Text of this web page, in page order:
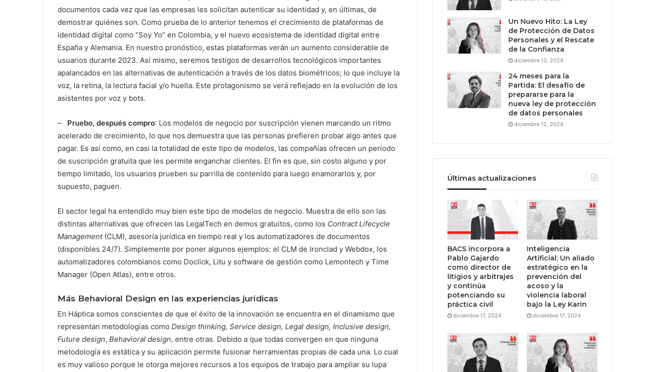
documentos cada vez que las empresas les solicitan autenticar su identidad y, en últimas, de
demostrar quiénes son. Como prueba de lo anterior tenemos el crecimiento de plataformas de
identidad digital como “Soy Yo” en Colombia, y el nuevo ecosistema de identidad digital entre
España y Alemania. En nuestro pronóstico, estas plataformas verán un aumento considerable de
usuarios durante 2023. Así mismo, seremos testigos de desarrollos tecnológicos importantes
apalancados en las alternativas de autenticación a través de los datos biométricos; lo que incluye la
voz, la retina, la lectura facial y/o huella. Este protagonismo se verá reflejado en la evolución de los
asistentes por voz y bots.
– Pruebo, después compro: Los modelos de negocio por suscripción vienen marcando un ritmo
acelerado de crecimiento, lo que nos demuestra que las personas prefieren probar algo antes que
pagar. Es así como, en casi la totalidad de este tipo de modelos, las compañías ofrecen un período
de suscripción gratuita que les permite enganchar clientes. El fin es que, sin costo alguno y por
tiempo limitado, los usuarios prueben su parrilla de contenido para luego enamorarlos y, por
supuesto, paguen.
El sector legal ha entendido muy bien este tipo de modelos de negocio. Muestra de ello son las
distintas alternativas que ofrecen las LegalTech en demos gratuitos, como los Contract Lifecycle
Management(CLM), asesoría jurídica en tiempo real y los automatizadores de documentos
(disponibles 24/7). Simplemente por poner algunos ejemplos: el CLM de Ironclad y Webdox, los
automatizadores colombianos como Doclick, Litu y software de gestión como Lemontech y Time
Manager (Open Atlas), entre otros.
Más Behavioral Design en las experiencias jurídicas
En Háptica somos conscientes de que el éxito de la innovación se encuentra en el dinamismo que
representan metodologías como Design thinking, Service design, Legal design, Inclusive design,
Future design, Behavioral design, entre otras. Debido a que todas convergen en que ninguna
metodología es estática y su aplicación permite fusionar herramientas propias de cada una. Lo cual
es muy valioso porque le otorga mejores recursos a los equipos de trabajo para ampliar su lupa
Un Nuevo Hito: La Ley
de Protección de Datos
Personales y el Rescate
de la Confianza
diciembre 13, 2024
24 meses para la
Partida: El desafío de
prepararse para la
nueva ley de protección
de datos personales
diciembre 12, 2024
Últimas actualizaciones
BACS incorpora a
Pablo Gajardo
como director de
litigios y arbitrajes
y continúa
potenciando su
práctica civil
diciembre 17, 2024
Inteligencia
Artificial: Un aliado
estratégico en la
prevención del
acoso y la
violencia laboral
bajo la Ley Karin
diciembre 17, 2024